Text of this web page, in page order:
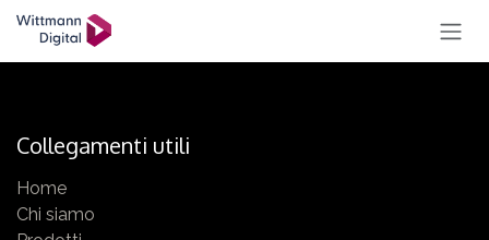
Collegamenti utili
Home
Chi siamo